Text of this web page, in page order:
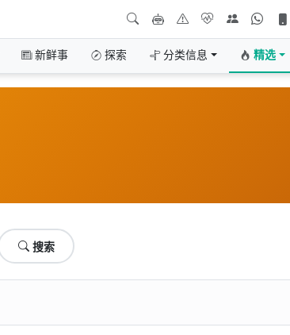
新鲜事 探索 分类信息 精选
搜索